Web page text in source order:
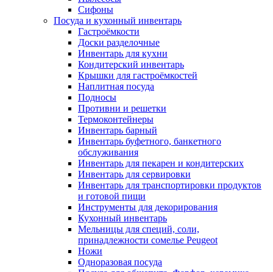
Сифоны
Посуда и кухонный инвентарь
Гастроёмкости
Доски разделочные
Инвентарь для кухни
Кондитерский инвентарь
Крышки для гастроёмкостей
Наплитная посуда
Подносы
Противни и решетки
Термоконтейнеры
Инвентарь барный
Инвентарь буфетного, банкетного
обслуживания
Инвентарь для пекарен и кондитерских
Инвентарь для сервировки
Инвентарь для транспортировки продуктов
и готовой пищи
Инструменты для декорирования
Кухонный инвентарь
Мельницы для специй, соли,
принадлежности сомелье Peugeot
Ножи
Одноразовая посуда